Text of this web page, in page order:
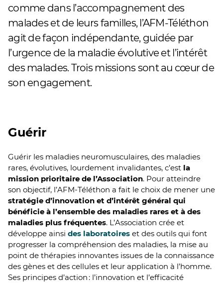
comme dans l’accompagnement des
malades et de leurs familles, l’AFM-Téléthon
agit de façon indépendante, guidée par
l’urgence de la maladie évolutive et l’intérêt
des malades. Trois missions sont au cœur de
son engagement.
Guérir
Guérir les maladies neuromusculaires, des maladies
rares, évolutives, lourdement invalidantes, c’est la
mission prioritaire de l’Association. Pour atteindre
son objectif, l’AFM-Téléthon a fait le choix de mener une
stratégie d’innovation et d’intérêt général qui
bénéficie à l’ensemble des maladies rares et à des
maladies plus fréquentes. L’Association crée et
développe ainsi des laboratoires et des outils qui font
progresser la compréhension des maladies, la mise au
point de thérapies innovantes issues de la connaissance
des gènes et des cellules et leur application à l’homme.
Ses principes d’action : l’innovation et l’efficacité